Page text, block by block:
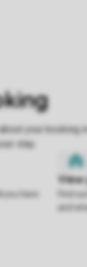
you have
Find
and